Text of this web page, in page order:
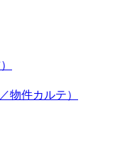
物件カルテ）